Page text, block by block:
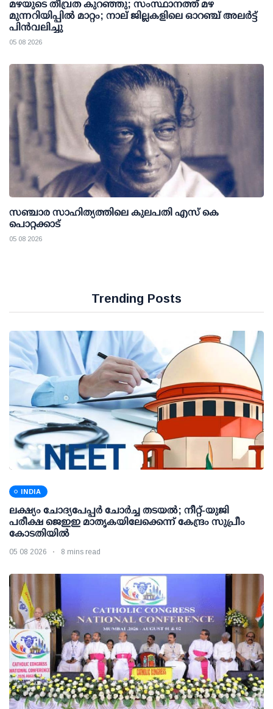
മഴയുടെ തീവ്രത കുറഞ്ഞു; സംസ്ഥാനത്ത് മഴ
മുന്നറിയിപ്പിൽ മാറ്റം; നാല് ജില്ലകളിലെ ഓറഞ്ച് അലർട്ട്
പിൻവലിച്ചു
05 08 2026
സഞ്ചാര സാഹിത്യത്തിലെ കുലപതി എസ് കെ
പൊറ്റക്കാട്
05 08 2026
Trending Posts
INDIA
ലക്ഷ്യം ചോദ്യപേപ്പര്‍ ചോര്‍ച്ച തടയല്‍; നീറ്റ്-യുജി
പരീക്ഷ ജെഇഇ മാതൃകയിലേക്കെന്ന് കേന്ദ്രം സുപ്രീം
കോടതിയില്‍
05 08 2026 8 mins read